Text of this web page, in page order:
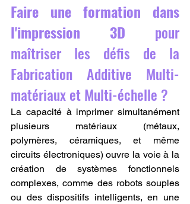
Faire une formation dans
l'impression 3D pour
maîtriser les défis de la
Fabrication Additive Multi-
matériaux et Multi-échelle ?
La capacité à imprimer simultanément
plusieurs matériaux (métaux,
polymères, céramiques, et même
circuits électroniques) ouvre la voie à la
création de systèmes fonctionnels
complexes, comme des robots souples
ou des dispositifs intelligents, en une